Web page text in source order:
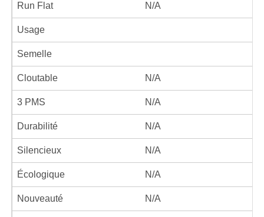
Run Flat N/A
Usage
Semelle
Cloutable N/A
3 PMS N/A
Durabilité N/A
Silencieux N/A
Écologique N/A
Nouveauté N/A